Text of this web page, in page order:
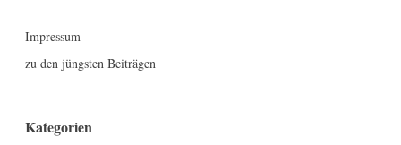
Impressum
zu den jüngsten Beiträgen
Kategorien